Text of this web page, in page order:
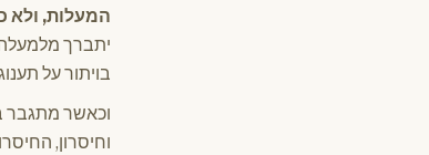
המעלות, ולא
יתברך
בויתור על
וכאשר מתגבר
וחיסרון,